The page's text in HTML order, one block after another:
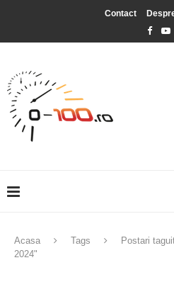
Contact
Acasa Tags
Postari
2024"